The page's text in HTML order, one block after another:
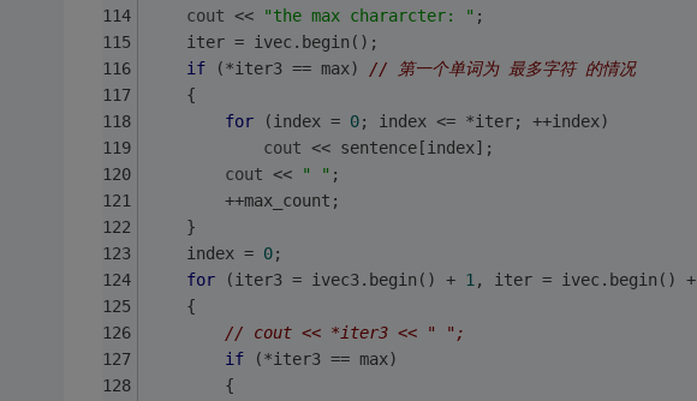
cout << "the max chararcter: " ;
    iter = ivec.begin();
if (*iter3 == max) // 第一个单词为 最多字符 的情况
    {
for (index = 0; index <= *iter; ++index)
cout << sentence[index];
cout << " " ;
        ++max_count;
    }
    index =
0;
for (iter3 = ivec3.begin() + 1 , iter = ivec.begin() +
    {
// cout << *iter3 << " ";
if (*iter3 == max)
        {